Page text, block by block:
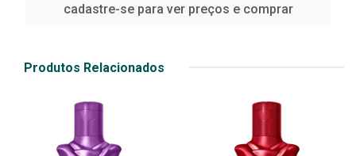
cadastre-se para ver preços e comprar
Produtos Relacionados